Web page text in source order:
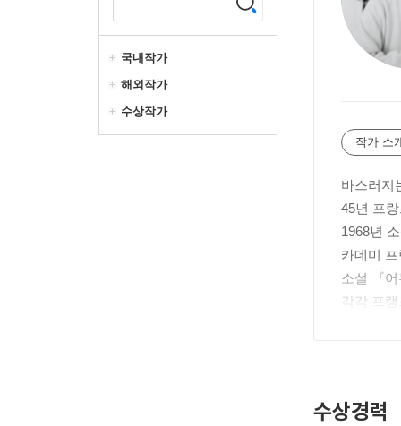
국내작가
해외작가
수상작가
작가 소
바스러지
45년 프
1968년
카데미
소설 『
각각 프
『작은
수상경력